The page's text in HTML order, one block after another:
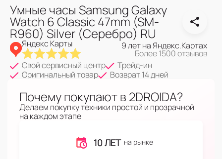
Умные часы Samsung Galaxy
Watch 6 Classic 47mm (SM-
R960) Silver (Серебро) RU
Яндекс Карты 9 лет на Яндекс.Картах
Более 1500 отзывов
Свой сервисный центр
Трейд-ин
Оригинальный товар
Возврат 14 дней
Почему покупают в 2DROIDA?
Делаем покупку техники простой и прозрачной
на каждом этапе
10 ЛЕТ на рынке